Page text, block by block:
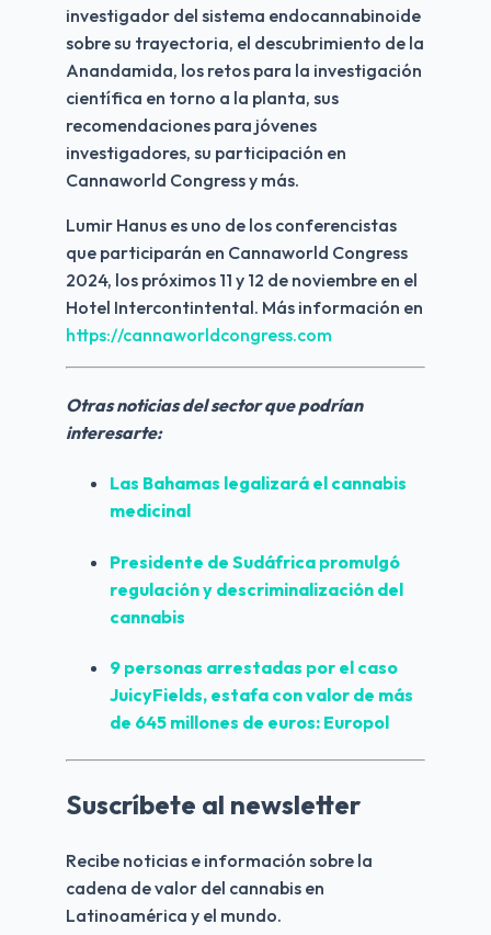
investigador del sistema endocannabinoide
sobre su trayectoria, el descubrimiento de la
Anandamida, los retos para la investigación
científica en torno a la planta, sus
recomendaciones para jóvenes
investigadores, su participación en
Cannaworld Congress y más.
Lumir Hanus es uno de los conferencistas
que participarán en Cannaworld Congress
2024, los próximos 11 y 12 de noviembre en el
https://cannaworldcongress.com
Otras noticias del sector que podrían
interesarte:
Las Bahamas legalizará el cannabis
medicinal
Presidente de Sudáfrica promulgó
regulación y descriminalización del
cannabis
JuicyFields, estafa con valor de más
de 645 millones de euros: Europol
Suscríbete al newsletter
Recibe noticias e información sobre la
cadena de valor del cannabis en
Latinoamérica y el mundo.